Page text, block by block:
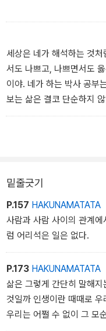
김장우(31세) - 진진에게
을 가진 사진작가. 가진 것
정적인 성격의 소유자.
안진모(23세) - 진진의 남
우두머리 행세를 하고 다
연출자: 김진아 / 극본: 전
호, 유경선, 박종희, 채정우
세상은 네가 해석하는 것
서도 나쁘고, 나쁘면서도
이야. 네가 하는 박사 공부
보는 삶은 결코 단순하지
밑줄긋기
P.157 HAKUNAMATATA
사람과 사람 사이의 관계
럼 어리석은 일은 없다.
P.173 HAKUNAMATATA
삶은 그렇게 간단히 말해
것일까 인생이란 때때로
우리는 어쩔 수 없이 그 모